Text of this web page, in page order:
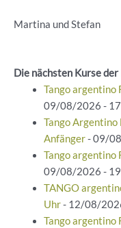
Martina und Stefan
Die nächsten Kurse
Tango argentino
09/08/2026 -
Tango Argentino
Anfänger- 09/
Tango argentino
09/08/2026 -
TANGO
Uhr- 12/08/
Tango argentino